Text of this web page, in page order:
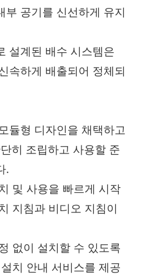
부 공기를 신선하게 유지
설계된 배수 시스템은
속하게 배출되어 정체되
듈형 디자인을 채택하고
히 조립하고 사용할 준
.
및 사용을 빠르게 시작
지침과 비디오 지침이
없이 설치할 수 있도록
치 안내 서비스를 제공